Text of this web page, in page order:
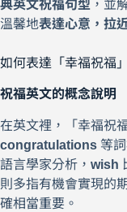
典英文祝福句型 ，並
溫馨地表達心意，拉
如何表達「幸福祝福
祝福英文的概念說明
在英文裡，「幸福祝
congratulations 等
語言學家分析， wish
則多指有機會實現的
確相當重要。